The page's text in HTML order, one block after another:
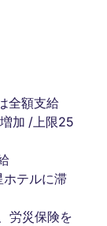
全額支給
加 /上限25
ホテルに滞
労災保険を